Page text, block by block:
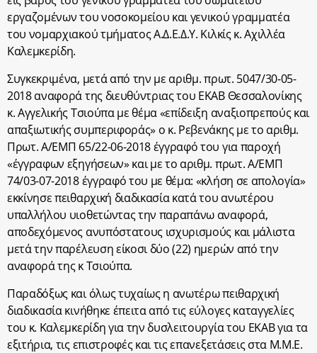
εργαζομένων του νοσοκομείου και γενικού γραμματέα
του νομαρχιακού τμήματος Α.Δ.Ε.Δ.Υ. Κιλκίς κ. Αχιλλέα
Καλεμκερίδη.
Συγκεκριμένα, μετά από την με αριθμ. πρωτ. 5047/30-05-
2018 αναφορά της διευθύντριας του ΕΚΑΒ Θεσσαλονίκης
κ. Αγγελικής Τσιούπα με θέμα «επίδειξη αναξιοπρεπούς και
απαξιωτικής συμπεριφοράς» ο κ. Ρεβενάκης με το αριθμ.
Πρωτ. Α/ΕΜΠ 65/22-06-2018 έγγραφό του για παροχή
«έγγραφων εξηγήσεων» και με το αριθμ. πρωτ. Α/ΕΜΠ
74/03-07-2018 έγγραφό του με θέμα: «κλήση σε απολογία»
εκκίνησε πειθαρχική διαδικασία κατά του ανωτέρου
υπαλλήλου υιοθετώντας την παραπάνω αναφορά,
αποδεχόμενος ανυπόστατους ισχυρισμούς και μάλιστα
μετά την παρέλευση είκοσι δύο (22) ημερών από την
αναφορά της κ Τσιούπα.
Παραδόξως και όλως τυχαίως η ανωτέρω πειθαρχική
διαδικασία κινήθηκε έπειτα από τις εύλογες καταγγελίες
του κ. Καλεμκερίδη για την δυσλειτουργία του ΕΚΑΒ για τα
εξιτήρια, τις επιστροφές και τις επανεξετάσεις στα Μ.Μ.Ε.